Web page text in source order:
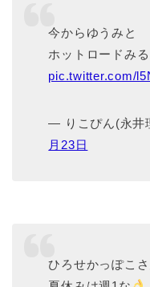
今からゆうみと
ホットロードみる
pic.twitter.com/
— りこぴん(永井
月23日
ひろせかっぽこさ